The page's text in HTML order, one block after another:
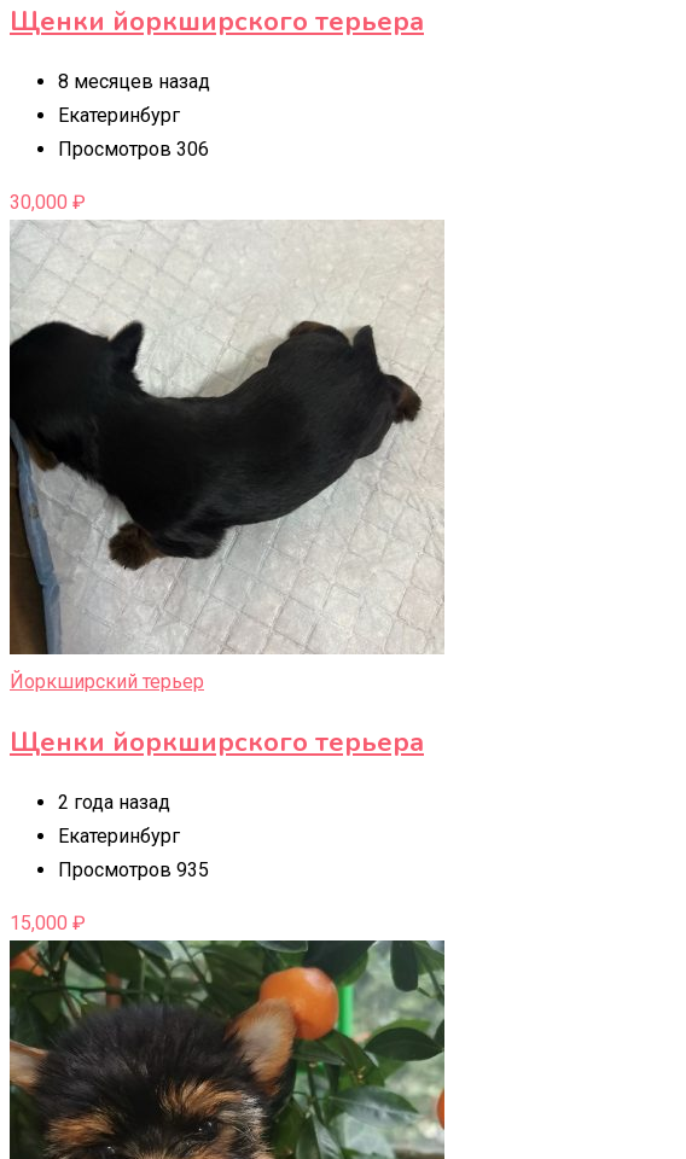
Щенки йоркширского терьера
8 месяцев назад
Екатеринбург
Просмотров 306
30,000 ₽
Йоркширский терьер
Щенки йоркширского терьера
2 года назад
Екатеринбург
Просмотров 935
15,000 ₽